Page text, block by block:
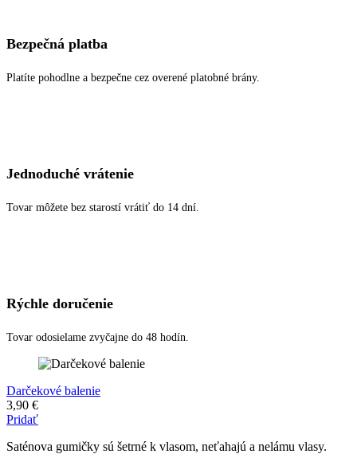
Bezpečná platba
Platíte pohodlne a bezpečne cez overené platobné brány.
Jednoduché vrátenie
Tovar môžete bez starostí vrátiť do 14 dní.
Rýchle doručenie
Tovar odosielame zvyčajne do 48 hodín.
Darčekové balenie
3,90 €
Pridať
Saténova gumičky sú šetrné k vlasom, neťahajú a nelámu vlasy.